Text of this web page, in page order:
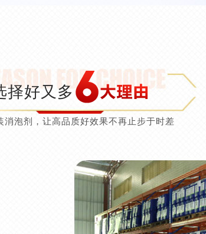
择好又多
消泡剂，让高品质好效果不再止步于时差